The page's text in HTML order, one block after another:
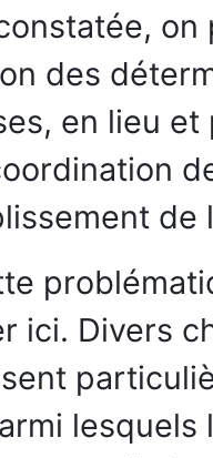
des
en lieu
ici. Divers
lesquels